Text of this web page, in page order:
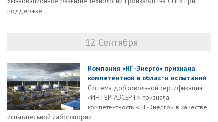
поддержке...
12 Сентября
Компания «НГ-Энерго» признана
компетентной в области испытаний
Система добровольной сертификации
«ИНТЕРГАЗСЕРТ» признала
компетентность «НГ-Энерго» в качестве
испытательной лаборатории.